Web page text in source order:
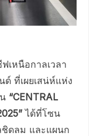
เหนือกาลเวลา
ที่เผยเสน่ห์แห่ง
“CENTRAL
ได้ที่โซน
ชิดลม และแผนก